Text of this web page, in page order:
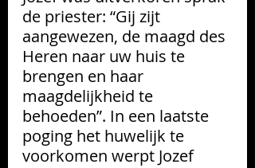
de priester: “Gij zijt
aangewezen, de maagd des
Heren naar uw huis te
brengen en haar
maagdelijkheid te
behoeden”. In een laatste
poging het huwelijk te
voorkomen werpt Jozef